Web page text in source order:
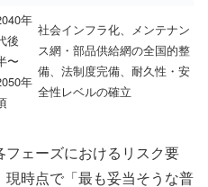
年
後
〜
年
社会インフラ化、メンテナン
ス網・部品供給網の全国的整
備、法制度完備、耐久性・安
全性レベルの確立
ェーズにおけるリスク要
時点で「最も妥当そうな普